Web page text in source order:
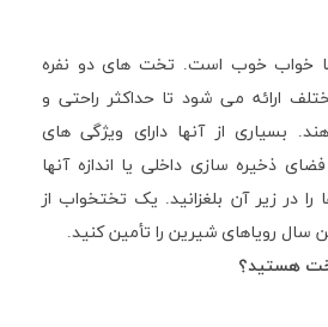
خواب خوب است. تخت های دو نفره
ارائه می شود تا حداکثر راحتی و
بسیاری از آنها دارای ویژگی های
ذخیره سازی داخلی یا اندازه آنها
را در زیر آن بلغزانید. یک تختخواب از
سال رویاهای شیرین را تأمین کنید.
تخت هستید؟